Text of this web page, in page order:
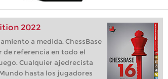
2022
a medida. ChessBase
de referencia en todo el
Cualquier ajedrecista
hasta los jugadores